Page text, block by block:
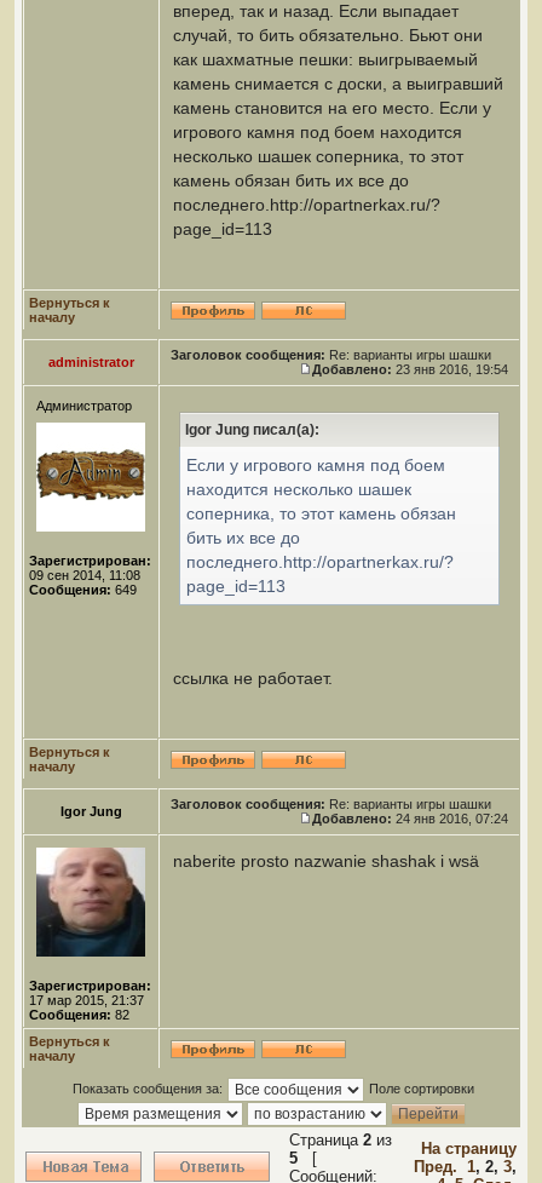
вперед, так и назад. Если выпадает
случай, то бить обязательно. Бьют они
как шахматные пешки: выигрываемый
камень снимается с доски, а выигравший
камень становится на его место. Если у
игрового камня под боем находится
несколько шашек соперника, то этот
камень обязан бить их все до
последнего.http://opartnerkax.ru/?
page_id=113
Вернуться к
началу
administrator Заголовок сообщения: Re: варианты игры шашки
Добавлено: 23 янв 2016, 19:54
Администратор
Зарегистрирован:
09 сен 2014, 11:08
Сообщения: 649
Igor Jung писал(а):
Если у игрового камня под боем
находится несколько шашек
соперника, то этот камень обязан
бить их все до
последнего.http://opartnerkax.ru/?
page_id=113
ссылка не работает.
Вернуться к
началу
Igor Jung Заголовок сообщения: Re: варианты игры шашки
Добавлено: 24 янв 2016, 07:24
Зарегистрирован:
17 мар 2015, 21:37
Сообщения: 82
naberite prosto nazwanie shashak i wsä
Вернуться к
началу
Показать сообщения за: Поле сортировки
Страница 2 из
5 [
Сообщений:
На страницу
Пред. 1, 2, 3,